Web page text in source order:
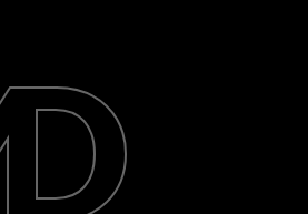
употреба, рециклиране